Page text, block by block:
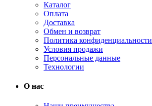
Каталог
Оплата
Доставка
Обмен и возврат
Политика конфиденциальности
Условия продажи
Персональные данные
Технологии
О нас